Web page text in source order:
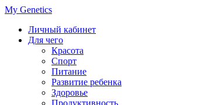
My Genetics
Личный кабинет
Для чего
Красота
Спорт
Питание
Развитие ребенка
Здоровье
Продуктивность